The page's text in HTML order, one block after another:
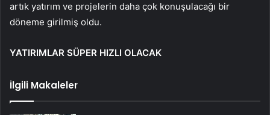
artık yatırım ve projelerin daha çok konuşulacağı bir
döneme girilmiş oldu.
YATIRIMLAR SÜPER HIZLI OLACAK
İlgili Makaleler